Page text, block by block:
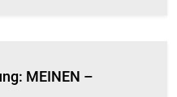
MEINEN –